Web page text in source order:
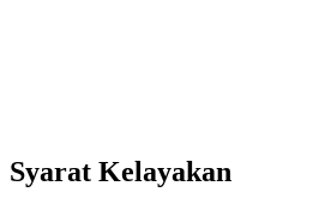
Syarat Kelayakan